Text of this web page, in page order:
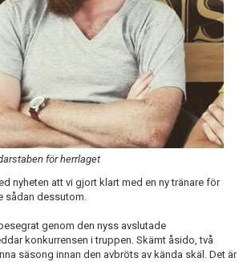
för herrlaget
nyheten att vi gjort klart med en ny tränare för
sådan dessutom.
genom den nyss avslutade
konkurrensen i truppen. Skämt åsido, två
säsong innan den avbröts av kända skäl. Det är